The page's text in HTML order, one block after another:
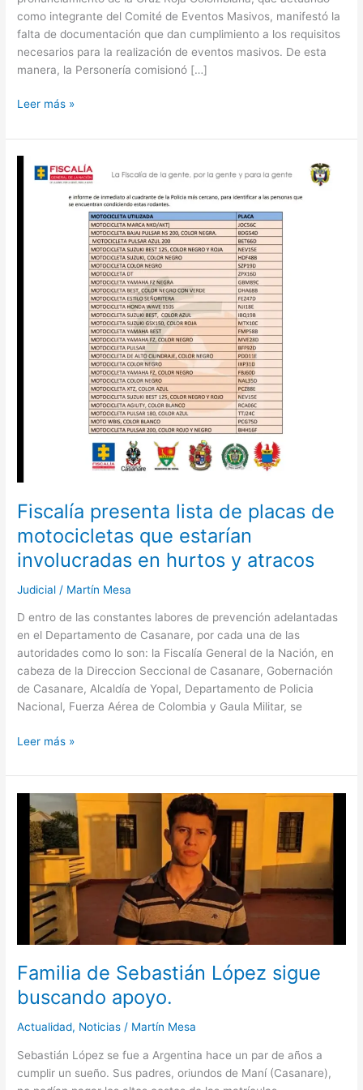
como integrante del Comité de Eventos Masivos, manifestó la
falta de documentación que dan cumplimiento a los requisitos
necesarios para la realización de eventos masivos. De esta
manera, la Personería comisionó […]
Leer más »
Fiscalía presenta lista de placas de
motocicletas que estarían
involucradas en hurtos y atracos
Judicial / Martín Mesa
D entro de las constantes labores de prevención adelantadas
en el Departamento de Casanare, por cada una de las
autoridades como lo son: la Fiscalía General de la Nación, en
cabeza de la Direccion Seccional de Casanare, Gobernación
de Casanare, Alcaldía de Yopal, Departamento de Policia
Nacional, Fuerza Aérea de Colombia y Gaula Militar, se
Fiscalía
presenta
Leer más »
Familia de Sebastián López sigue
buscando apoyo.
Actualidad, Noticias / Martín Mesa
Sebastián López se fue a Argentina hace un par de años a
cumplir un sueño. Sus padres, oriundos de Maní (Casanare),
de
Sebastián
López
sigue
buscando
apoyo.